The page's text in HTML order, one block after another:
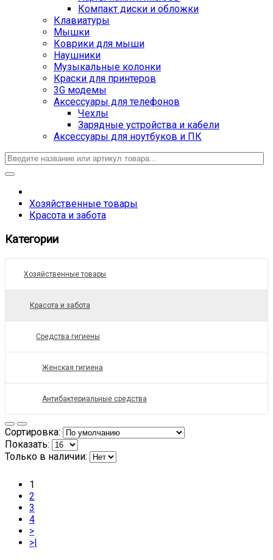
Компакт диски и обложки
Клавиатуры
Мышки
Коврики для мыши
Наушники
Музыкальные колонки
Краски для принтеров
3G модемы
Аксессуары для телефонов
Чехлы
Зарядные устройства и кабели
Аксессуары для ноутбуков и ПК
Хозяйственные товары
Красота и забота
Категории
Хозяйственные товары
Красота и забота
Средства гигиены
Женская гигиена
Антибактериальные средства
Сортировка:
Показать:
Только в наличии:
1
2
3
4
>
>|